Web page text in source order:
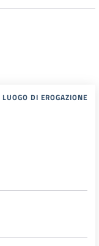
LUOGO DI EROGAZIONE